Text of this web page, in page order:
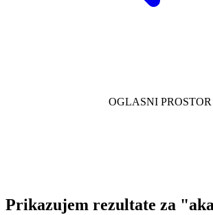
Prikazujem rezultate za